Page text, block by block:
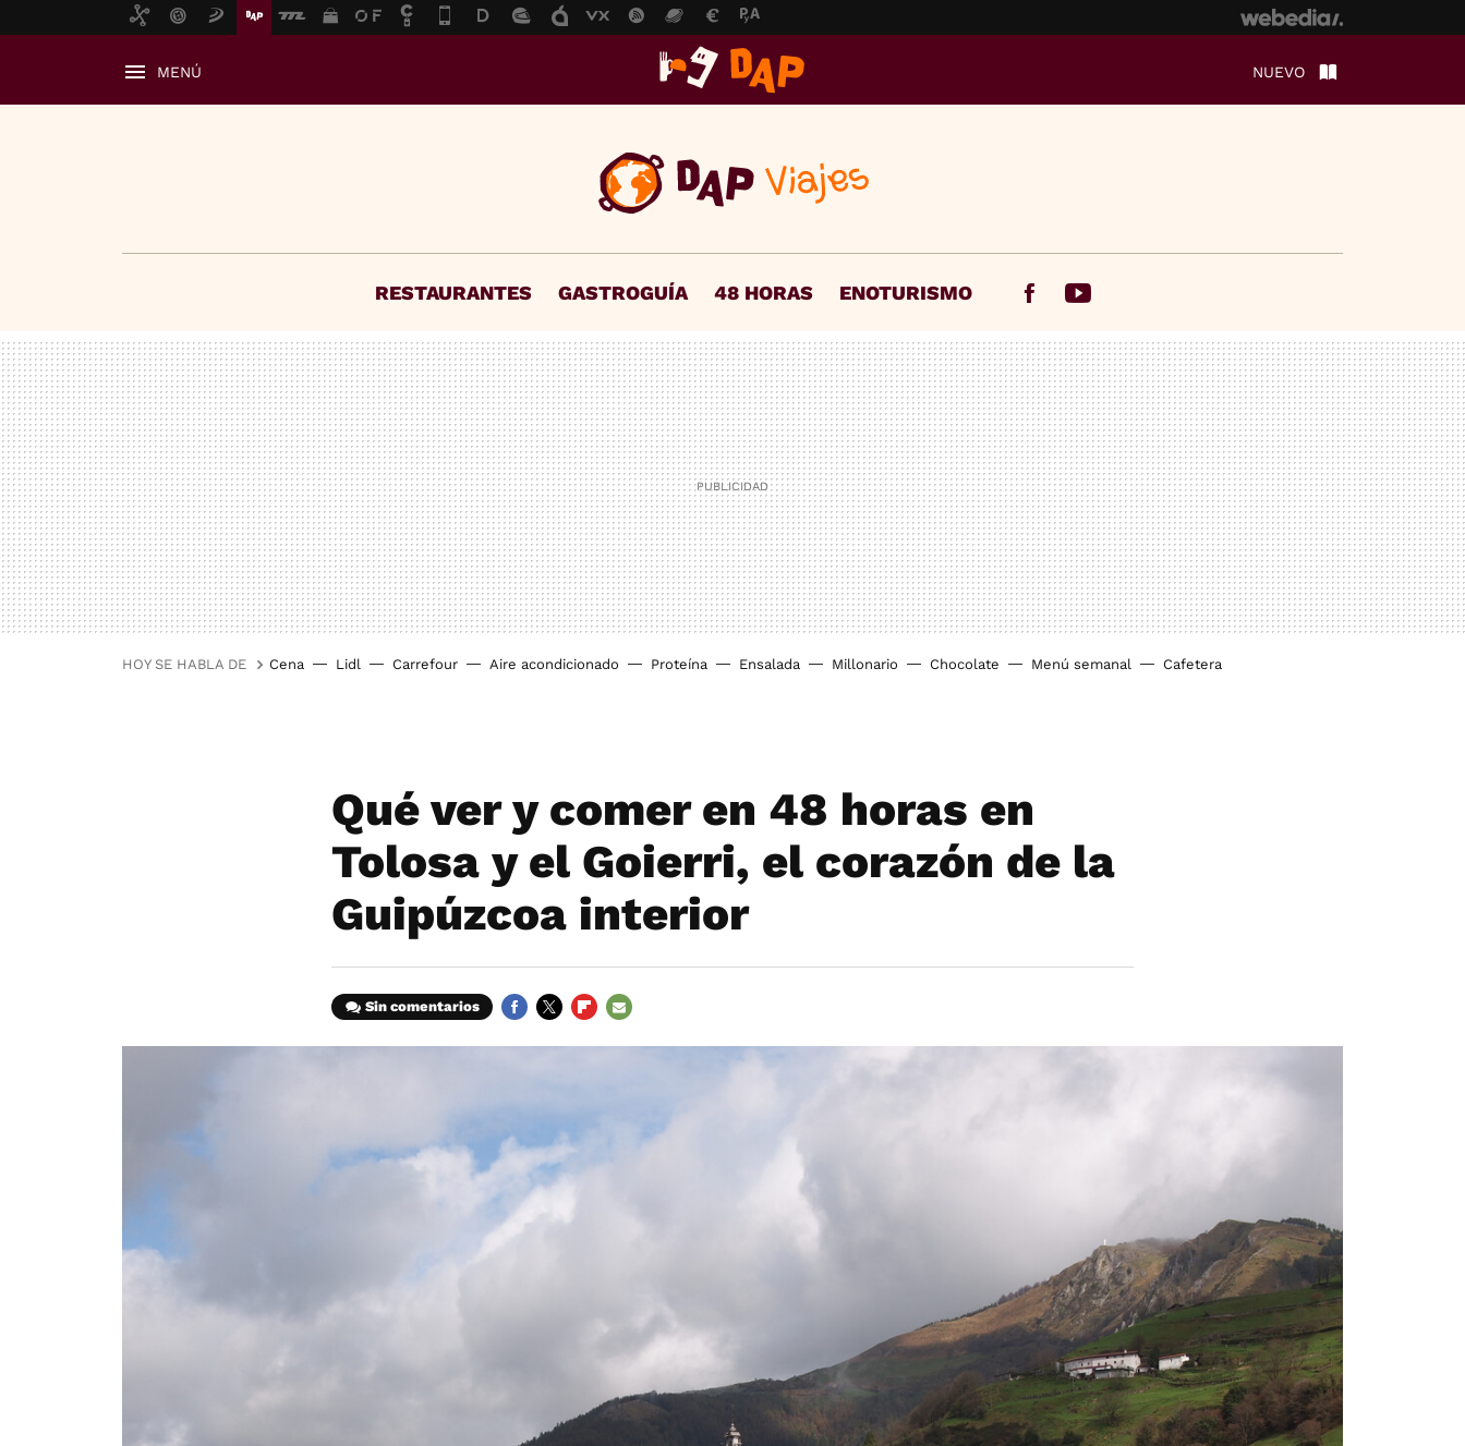
MENÚ NUEVO
RESTAURANTES GASTROGUÍA 48 HORAS ENOTURISMO FacebookYoutube
HOY SE HABLA DE Cena Lidl Carrefour Aire acondicionado Proteína Ensalada Millonario Chocolate Menú semanal Cafetera
Qué ver y comer en 48 horas en
Tolosa y el Goierri, el corazón de la
Guipúzcoa interior
Sin comentarios